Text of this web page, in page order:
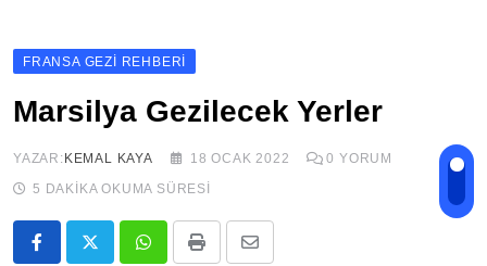
FRANSA GEZI REHBERI
Marsilya Gezilecek Yerler
YAZAR: KEMAL KAYA 18 OCAK 2022 0 YORUM
5 DAKIKA OKUMA SÜRESI
Whatsapp
Print